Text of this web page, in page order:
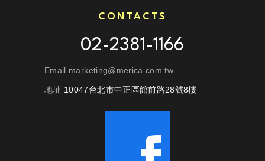
CONTACTS
02-2381-1166
Email marketing@merica.com.tw
地址 10047台北市中正區館前路28號8樓